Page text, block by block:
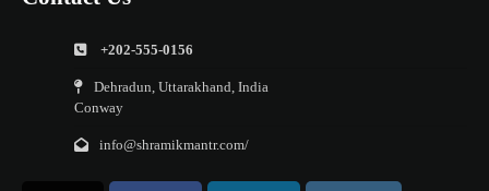
+202-555-0156
Dehradun, Uttarakhand, India
Conway
info@shramikmantr.com/